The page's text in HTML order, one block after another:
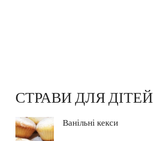
СТРАВИ ДЛЯ ДІТЕЙ
Ванільні кекси